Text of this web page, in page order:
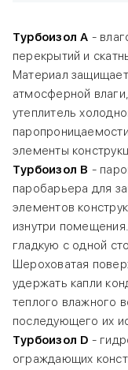
Турбоизол А -
перекрытий и
Материал
атмосферной
утеплитель
элементы
Турбоизол B -
паробарьера для
элементов
изнутри
гладкую с одной
Шероховатая
удержать капли
теплого влажного
последующего их
Турбоизол D -
ограждающих